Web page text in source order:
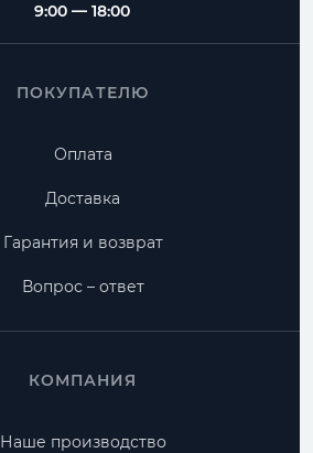
9:00 — 18:00
ПОКУПАТЕЛЮ
Оплата
Доставка
Гарантия и возврат
Вопрос – ответ
КОМПАНИЯ
Наше производство